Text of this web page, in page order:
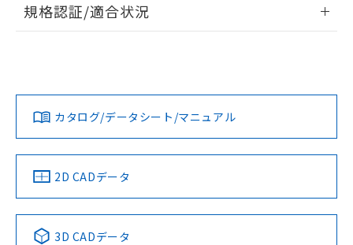
ログイン/会員登録
ダウンロードデータをご利用いただく前に、以下を必ずお読
みください。
ソフトウェアの使用条件
EU RoHS 注意事項・凡例
対応済み
中国 RoHS 注意事項・凡例
規格認証/適合状況
LR型式承認
（イギリス
船舶規格）
DNV型式承認
（ノルウェー
BV型式承認
（フランス
KR型式
（韓国
Yes No No No
カタログ/データシート/マニュアル
2D CADデータ
3D CADデータ